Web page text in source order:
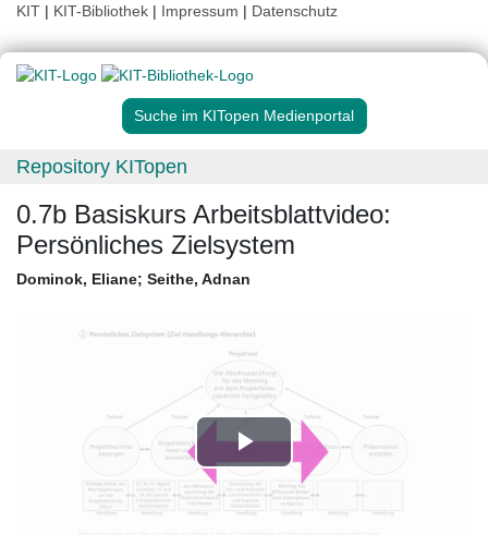
KIT | KIT-Bibliothek | Impressum | Datenschutz
Suche im KITopen Medienportal
Repository KITopen
0.7b Basiskurs Arbeitsblattvideo:
Persönliches Zielsystem
Dominok, Eliane; Seithe, Adnan
Play
Video